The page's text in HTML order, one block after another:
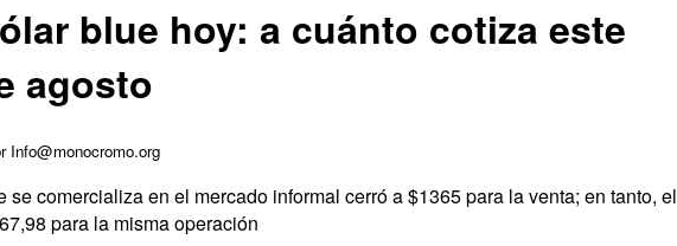
blue hoy: a cuánto cotiza este
agosto
Info@monocromo.org
se comercializa en el mercado informal cerró a $1365 para la venta; en tanto, el
para la misma operación